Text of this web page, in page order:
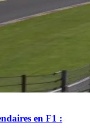
en F1 :